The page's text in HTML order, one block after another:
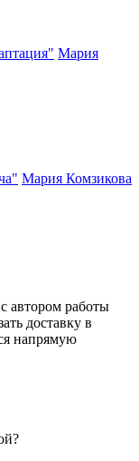
Мария
Мария Комзикова
автором работы
доставку в
напрямую